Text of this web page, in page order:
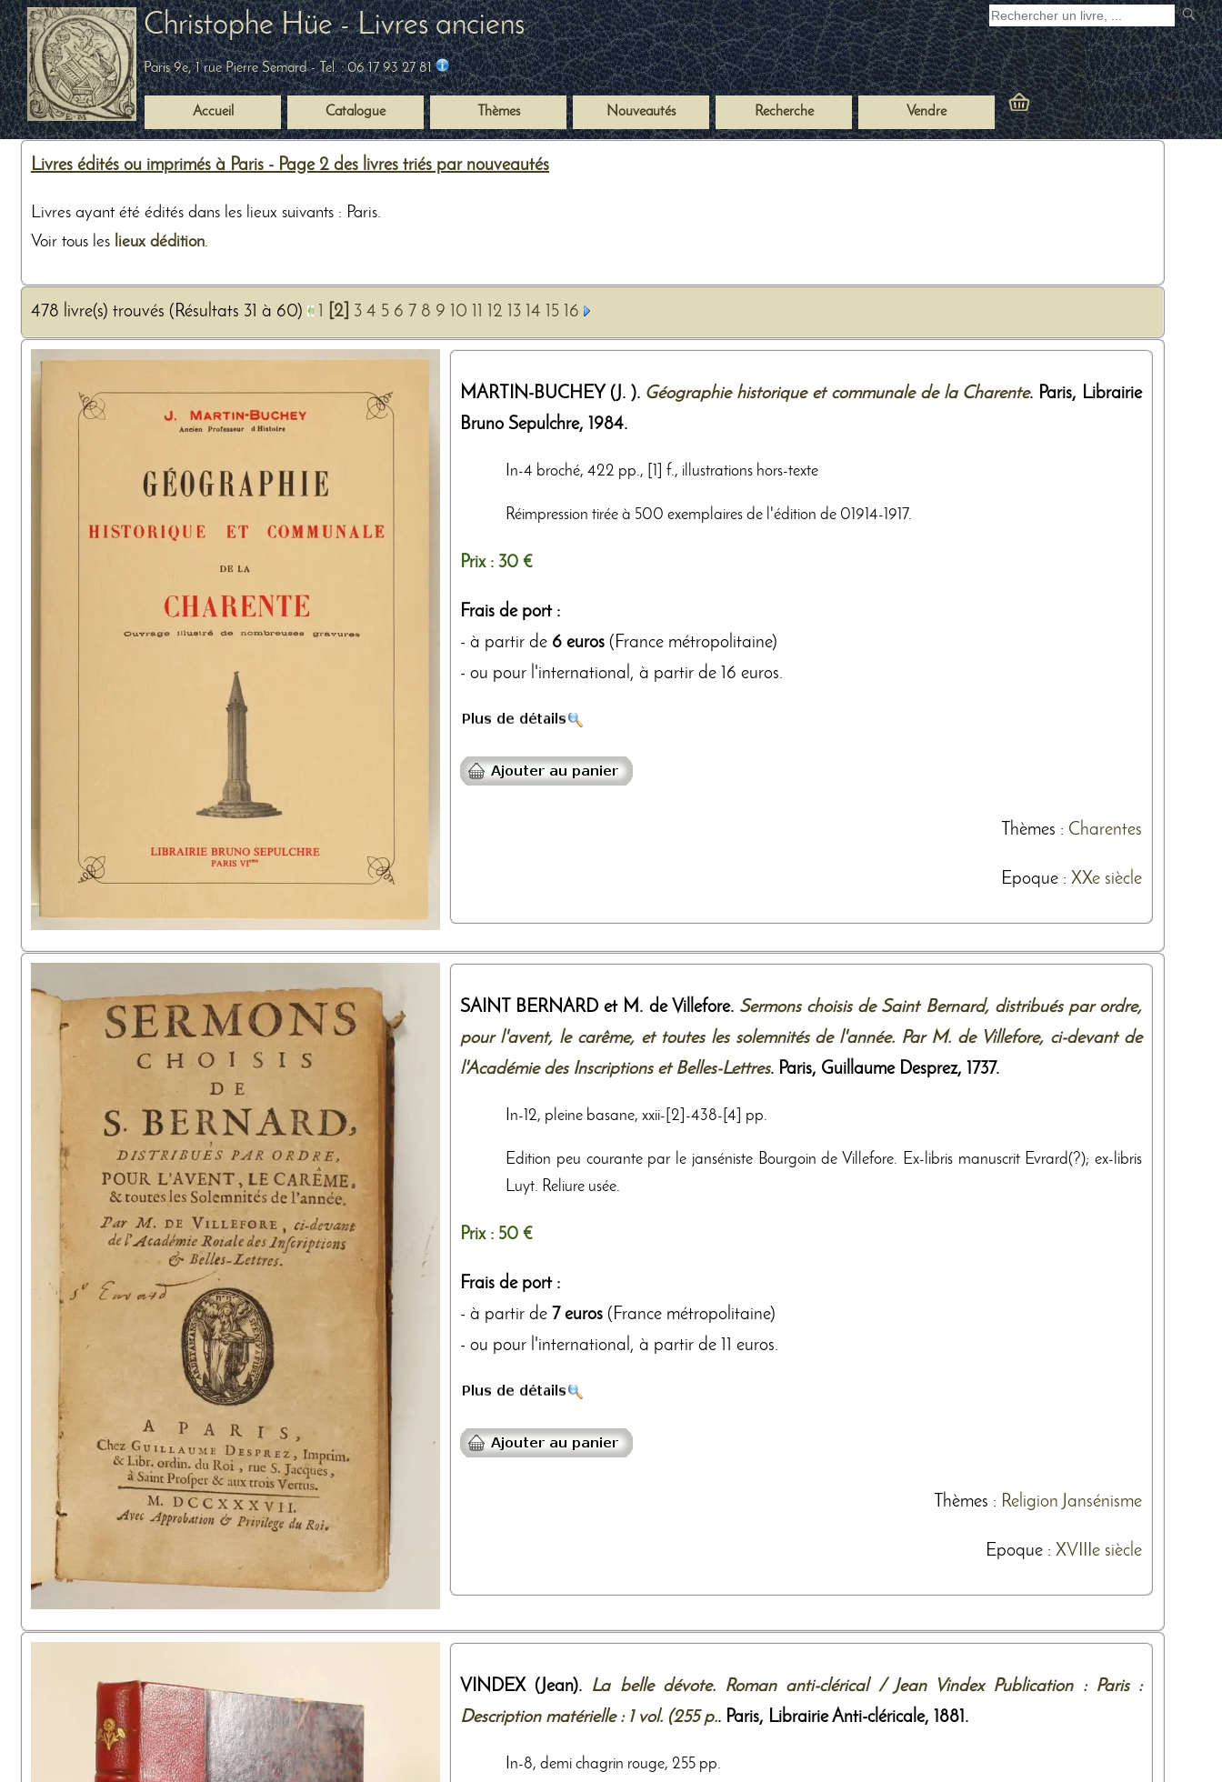
Christophe Hüe - Livres anciens
Paris 9e, 1 rue Pierre Semard- Tel. :06 17 93 27 81
Accueil Catalogue Thèmes Nouveautés Recherche Vendre
Livres édités ou imprimés à Paris - Page 2 des livres triés par nouveautés
Livres ayant été édités dans les lieux suivants : Paris.
Voir tous les lieux dédition.
478 livre(s) trouvés (Résultats 31 à 60) [2] 3 4 5 6 7 8 9 10 12 13 14 15 16
MARTIN-BUCHEY (J. ). Géographie historique et communale de la Charente. Paris, Librairie
Bruno Sepulchre, 1984.
In-4 broché, 422 pp., [1] f., illustrations hors-texte
Réimpression tirée à 500 exemplaires de l'édition de 01914-1917.
Prix : 30 €
Frais de port :
- à partir de 6 euros (France métropolitaine)
- ou pour l'international, à partir de 16 euros.
Thèmes : Charentes
Epoque : XXe siècle
SAINT BERNARD et M. de Villefore. Sermons choisis de Saint Bernard, distribués par ordre,
pour l'avent, le carême, et toutes les solemnités de l'année. Par M. de Villefore, ci-devant de
l'Académie des Inscriptions et Belles-Lettres. Paris, Guillaume Desprez, 1737.
In-12, pleine basane, xxii-[2]-438-[4] pp.
Edition peu courante par le janséniste Bourgoin de Villefore. Ex-libris manuscrit Evrard(?); ex-libris
Luyt. Reliure usée.
Prix : 50 €
Frais de port :
- à partir de 7 euros (France métropolitaine)
- ou pour l'international, à partir de 11 euros.
Thèmes : Religion Jansénisme
Epoque : XVIIIe siècle
VINDEX (Jean). La belle dévote. Roman anti-clérical / Jean Vindex Publication : Paris :
Description matérielle : 1 vol. (255 p.. Paris, Librairie Anti-cléricale, 1881 .
In-8, demi chagrin rouge, 255 pp.